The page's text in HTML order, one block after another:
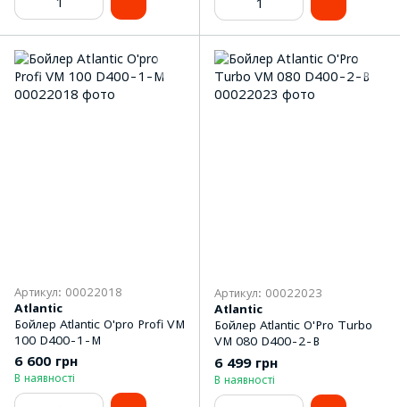
Артикул: 00022018
Atlantic
Бойлер Atlantic O'pro Profi VM
100 D400-1-M
6 600 грн
В наявності
Артикул: 00022023
Atlantic
Бойлер Atlantic O'Pro Turbo
VM 080 D400-2-B
6 499 грн
В наявності